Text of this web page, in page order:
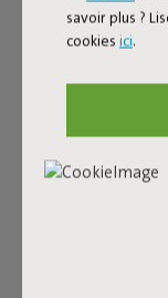
savoir plus ?
cookies ici.
Le Point Terry
espace intérieur.
incroyablement
un repas entre
? Avec Point